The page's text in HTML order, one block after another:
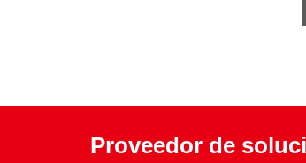
Proveedor de